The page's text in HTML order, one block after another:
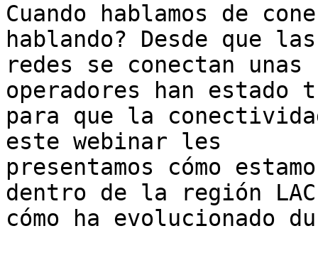
Cuando hablamos de
hablando? Desde que las
redes se conectan
operadores han estado
para que la
este webinar les
presentamos cómo
dentro de la región
cómo ha evolucionado